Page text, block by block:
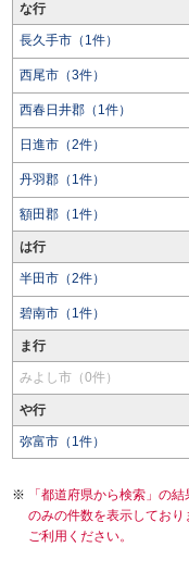
な行
長久手市（1件）
西尾市（3件）
西春日井郡（1件）
日進市（2件）
丹羽郡（1件）
額田郡（1件）
は行
半田市（2件）
碧南市（1件）
ま行
みよし市（0件）
や行
弥富市（1件）
「都道府県から検索」の
のみの件数を表示してお
ご利用ください。